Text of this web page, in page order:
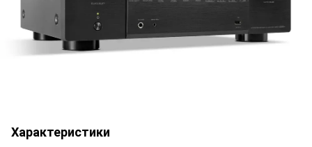
Характеристики